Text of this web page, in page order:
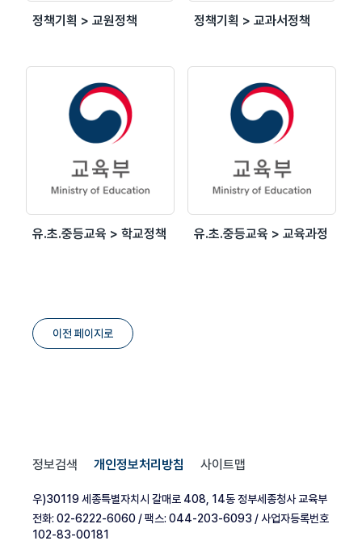
정책기획 > 교원정책 정책기획 > 교과서정책
유.초.중등교육 > 학교정책 유.초.중등교육 > 교육과정
이전 페이지로
정보검색 개인정보처리방침 사이트맵
우)30119 세종특별자치시 갈매로 408, 14동 정부세종청사 교육부
전화: 02-6222-6060 / 팩스: 044-203-6093 / 사업자등록번호
102-83-00181